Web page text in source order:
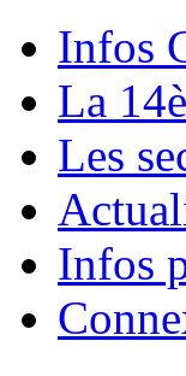
Infos
La
Les
Infos